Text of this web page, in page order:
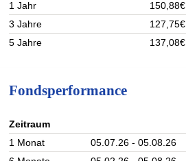
1 Jahr
150,88€
3 Jahre
127,75€
5 Jahre
137,08€
Fondsperformance
Zeitraum
1 Monat 05.07.26 - 05.08.26